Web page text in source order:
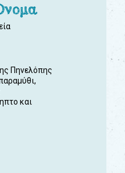
Πηνελόπης
και